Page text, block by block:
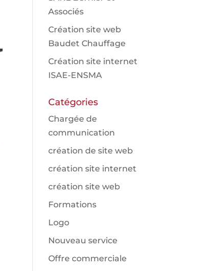
Associés
Création site web
Baudet Chauffage
Création site internet
ISAE-ENSMA
Catégories
Chargée de
communication
création de site web
création site internet
création site web
Formations
Logo
Nouveau service
Offre commerciale